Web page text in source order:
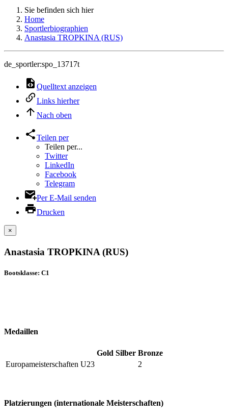
Sie befinden sich hier
Home
Sportlerbiographien
Anastasia TROPKINA (RUS)
de_sportler:spo_13717t
Quelltext anzeigen
Links hierher
Nach oben
Teilen per
Teilen per...
Twitter
LinkedIn
Facebook
Telegram
Per E-Mail senden
Drucken
×
Anastasia TROPKINA (RUS)
Bootsklasse: C1
Medaillen
Gold Silber Bronze
Europameisterschaften U23
2
Platzierungen (internationale Meisterschaften)